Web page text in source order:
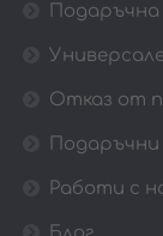
Подаръчна
Отказ от
Работи с